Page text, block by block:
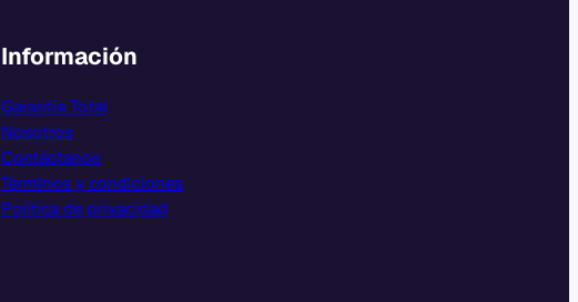
Información
Garantía Total
Nosotros
Contáctanos
Términos y condiciones
Política de privacidad